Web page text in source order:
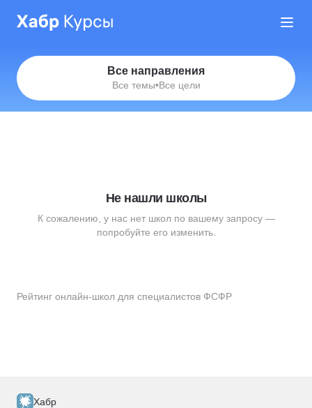
Все направления
Все темы•Все цели
Рейтинг онлайн-школ для специалистов ФСФР
Не нашли школы
К сожалению, у нас нет школ по вашему запросу —
попробуйте его изменить.
Хабр